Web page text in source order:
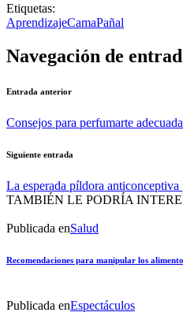
Etiquetas:
AprendizajeCamaPañal
Navegación de
Entrada anterior
Consejos para perfumarte
Siguiente entrada
La esperada píldora anticonceptiva
TAMBIÉN LE PODRÍA
Publicada enSalud
Recomendaciones para manipular los
Publicada enEspectáculos